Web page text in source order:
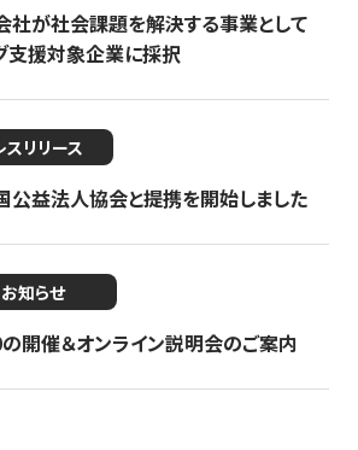
社が社会課題を解決する事業として
支援対象企業に採択
スリリース
公益法人協会と提携を開始しました
お知らせ
開催＆オンライン説明会のご案内